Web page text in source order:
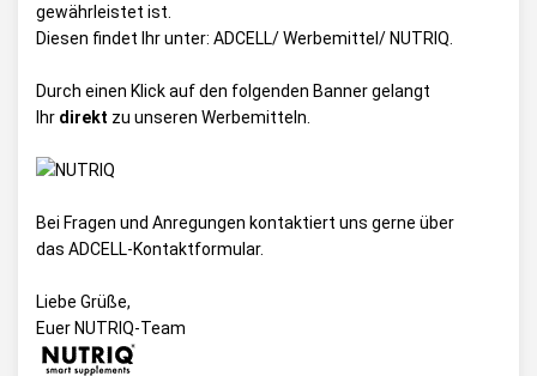
gewährleistet ist.
Diesen findet Ihr unter: ADCELL/ Werbemittel/ NUTRIQ
Durch einen Klick auf den folgenden Banner gelangt
Ihr direkt zu unseren Werbemitteln.
Bei Fragen und Anregungen kontaktiert uns gerne über
das ADCELL-Kontaktformular.
Liebe Grüße,
Euer NUTRIQ-Team